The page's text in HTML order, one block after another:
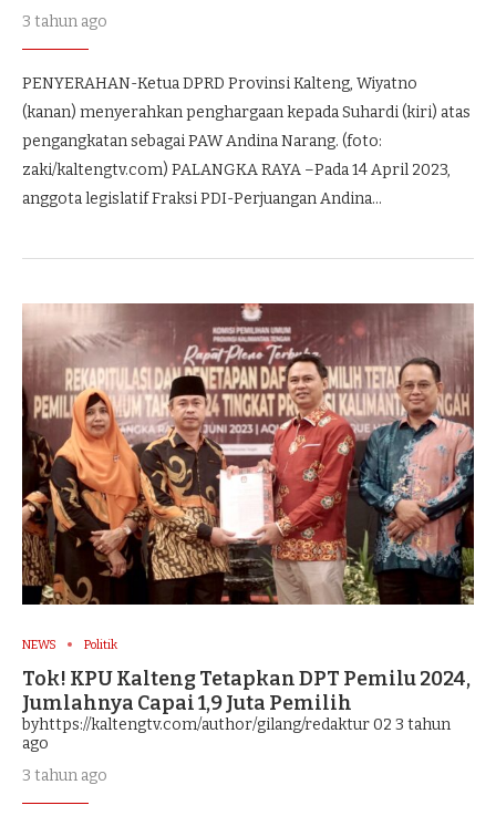
3 tahun ago
PENYERAHAN-Ketua DPRD Provinsi Kalteng, Wiyatno
(kanan) menyerahkan penghargaan kepada Suhardi (kiri) atas
pengangkatan sebagai PAW Andina Narang. (foto:
zaki/kaltengtv.com) PALANGKA RAYA –Pada 14 April 2023,
anggota legislatif Fraksi PDI-Perjuangan Andina…
NEWS Politik
Tok! KPU Kalteng Tetapkan DPT Pemilu 2024,
Jumlahnya Capai 1,9 Juta Pemilih
byhttps://kaltengtv.com/author/gilang/redaktur 02 3 tahun
ago
3 tahun ago